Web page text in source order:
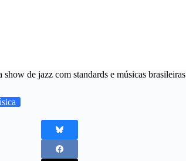
de jazz com standards e músicas brasileiras